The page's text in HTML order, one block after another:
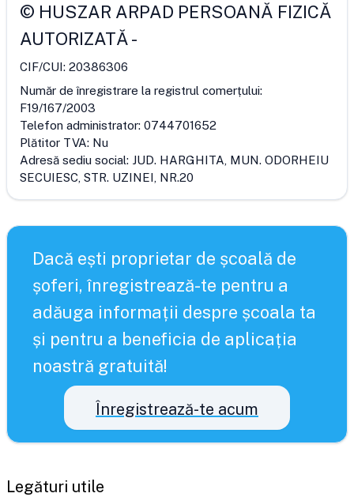
© HUSZAR ARPAD PERSOANĂ FIZICĂ
AUTORIZATĂ-
CIF/CUI: 20386306
Număr de înregistrare la registrul comerțului:
F19/167/2003
Telefon administrator: 0744701652
Plătitor TVA: Nu
Adresă sediu social: JUD. HARGHITA, MUN. ODORHEIU
SECUIESC, STR. UZINEI, NR.20
Dacă ești proprietar de școală de
șoferi, înregistrează-te pentru a
adăuga informații despre școala ta
și pentru a beneficia de aplicația
noastră gratuită!
Înregistrează-te acum
Legături utile